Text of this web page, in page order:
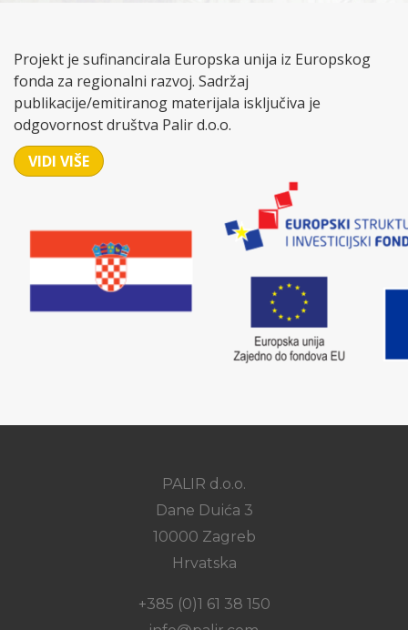
Projekt je sufinancirala Europska unija iz Europskog
fonda za regionalni razvoj. Sadržaj
publikacije/emitiranog materijala isključiva je
odgovornost društva Palir d.o.o.
VIDI VIŠE
PALIR d.o.o.
Dane Duića 3
10000 Zagreb
Hrvatska
+385 (0)1 61 38 150